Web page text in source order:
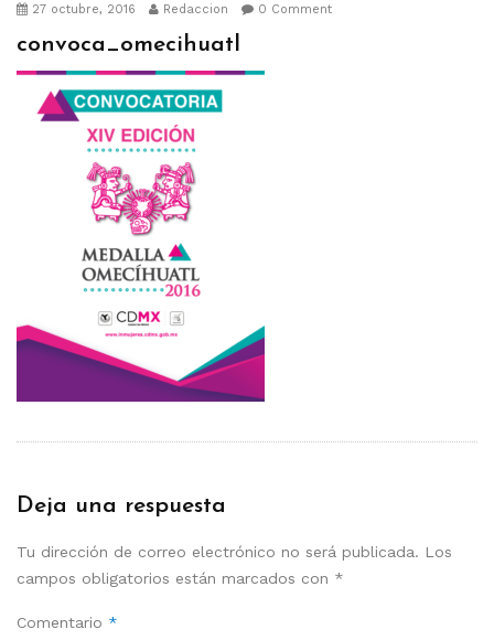
27 octubre, 2016 Redaccion 0 Comment
convoca_omecihuatl
Deja una respuesta
Tu dirección de correo electrónico no será publicada. Los
campos obligatorios están marcados con *
Comentario *